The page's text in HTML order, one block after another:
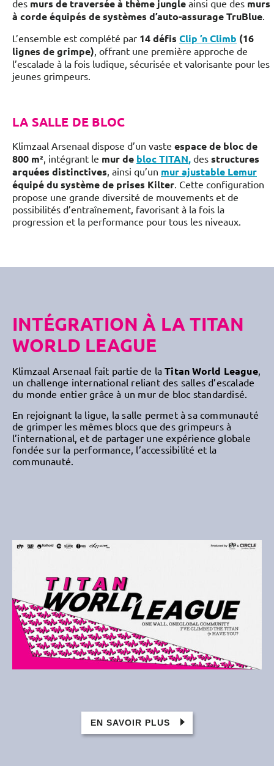
des murs de traversée à thème jungle ainsi que des murs
à corde équipés de systèmes d’auto-assurage TruBlue
L’ensemble est complété par 14 défis Clip ’n Climb (16
lignes de grimpe) , offrant une première approche de
l’escalade à la fois ludique, sécurisée et valorisante pour les
jeunes grimpeurs.
LA SALLE DE BLOC
Klimzaal Arsenaal dispose d’un vaste espace de bloc de
800 m² , intégrant le mur de bloc TITAN, des structures
arquées distinctives , ainsi qu’un mur ajustable Lemur
équipé du système de prises Kilter . Cette configuration
propose une grande diversité de mouvements et de
possibilités d’entraînement, favorisant à la fois la
progression et la performance pour tous les niveaux.
INTÉGRATION À LA TITAN
WORLD LEAGUE
Klimzaal Arsenaal fait partie de laTitan World League,
un challenge international reliant des salles d’escalade
du monde entier grâce à un mur de bloc standardisé.
En rejoignant la ligue, la salle permet à sa communauté
de grimper les mêmes blocs que des grimpeurs à
l’international, et de partager une expérience globale
fondée sur la performance, l’accessibilité et la
communauté.
EN SAVOIR PLUS